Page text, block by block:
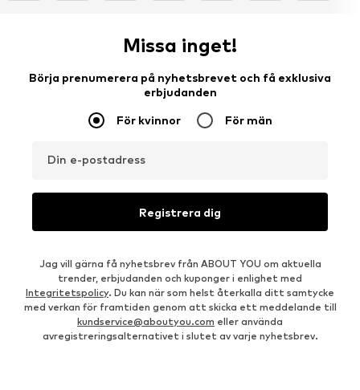
Missa inget!
Börja prenumerera på nyhetsbrevet och få exklusiva
erbjudanden
För kvinnor För män
Din e-postadress
Registrera dig
Jag vill gärna få nyhetsbrev från ABOUT YOU om aktuella
trender, erbjudanden och kuponger i enlighet med
Integritetspolicy. Du kan när som helst återkalla ditt samtycke
med verkan för framtiden genom att skicka ett meddelande till
kundservice@aboutyou.com eller använda
avregistreringsalternativet i slutet av varje nyhetsbrev.